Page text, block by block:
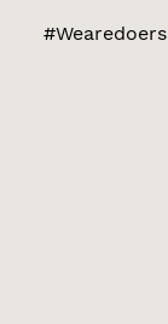
#Wearedoers